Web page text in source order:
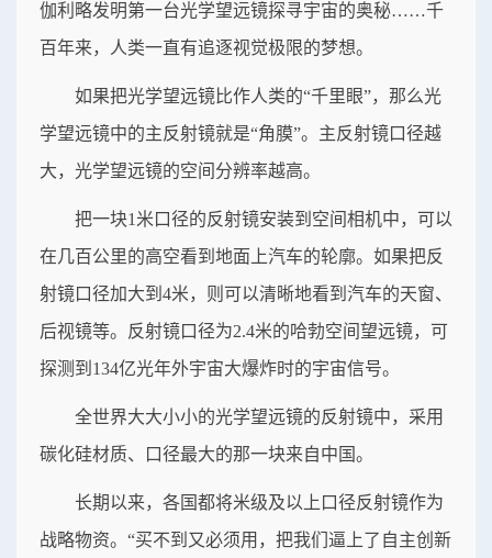
伽利略发明第一台光学望远镜探寻宇宙的奥秘……千
百年来，人类一直有追逐视觉极限的梦想。
如果把光学望远镜比作人类的“千里眼”，那么光
学望远镜中的主反射镜就是“角膜”。主反射镜口径越
大，光学望远镜的空间分辨率越高。
把一块1米口径的反射镜安装到空间相机中，可以
在几百公里的高空看到地面上汽车的轮廓。如果把反
射镜口径加大到4米，则可以清晰地看到汽车的天窗、
后视镜等。反射镜口径为2.4米的哈勃空间望远镜，可
探测到134亿光年外宇宙大爆炸时的宇宙信号。
全世界大大小小的光学望远镜的反射镜中，采用
碳化硅材质、口径最大的那一块来自中国。
长期以来，各国都将米级及以上口径反射镜作为
战略物资。“买不到又必须用，把我们逼上了自主创新